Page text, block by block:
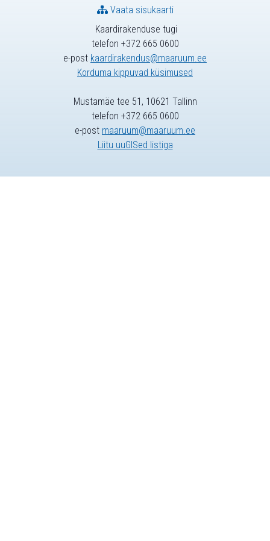
Kaardirakenduse tugi
telefon +372 665 0600
e-post kaardirakendus@maaruum.ee
Korduma kippuvad küsimused
Vaata sisukaarti
Mustamäe tee 51, 10621 Tallinn
telefon +372 665 0600
e-post maaruum@maaruum.ee
Liitu uuGISed listiga